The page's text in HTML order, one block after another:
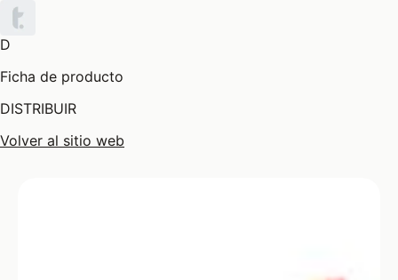
D
Ficha de producto
DISTRIBUIR
Volver al sitio web